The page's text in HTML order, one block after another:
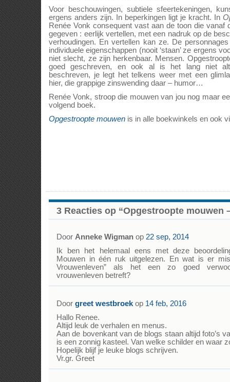
Voor beschouwingen, subtiele sfeertekeningen,
ergens anders zijn. In beperkingen ligt je kracht. In
Renée Vonk consequent vast aan de toon die vanaf
gegeven : eerlijk vertellen, met een nadruk op de
verhoudingen. En vertellen kan ze. De
individuele eigenschappen (nooit ‘staan’ ze ergens
niet slecht, ze zijn herkenbaar. Mensen.
goed geschreven, en ook al is het lang niet
beschreven, je legt het telkens weer met een
hier, die grappige zinswending daar – humor…
Renée Vonk, stroop die mouwen van jou nog maar
volgend boek.
Opgestroopte mouwen is in alle boekwinkels en ook
3 Reacties op “Opgestroopte mouwen
Door Anneke Wigman op 22 sep, 2014
Ik ben het helemaal eens met deze
Mouwen in één ruk uitgelezen. En wat is er
Vrouwenleven” als het een zo goed
vrouwenleven betreft?
Door greet westbroek op 14 feb, 2016
Hallo Renee.
Altijd leuk de verhalen en menus.
Aan de bovenkant van de blogs staan altijd foto’s
is een zonnig kasteel. Van welke schilder en waar
Hopelijk blijf je leuke blogs schrijven.
Vr.gr. Greet